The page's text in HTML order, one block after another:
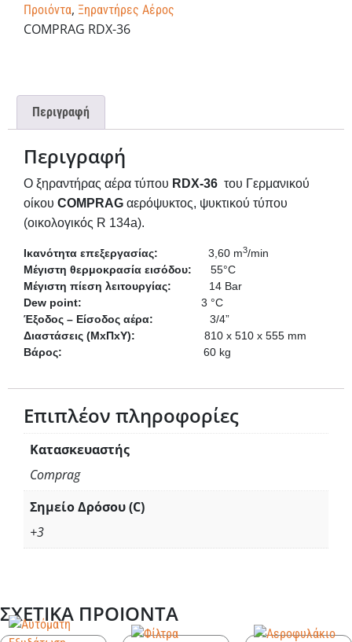
Προιόντα, Ξηραντήρες Αέρος
COMPRAG RDX-36
Περιγραφή
Περιγραφή
Ο ξηραντήρας αέρα τύπου RDX-36 του Γερμανικού
οίκου COMPRAG αερόψυκτος, ψυκτικού τύπου
(οικολογικός R 134a).
Ικανότητα επεξεργασίας:
                3,60 m
3/min
Μέγιστη θερμοκρασία εισόδου:
      55°C
Μέγιστη πίεση λειτουργίας:
            14 Bar
Dew point:
                                      3 °C
Έξοδος – Είσοδος αέρα:
                  3/4”
Διαστάσεις (ΜxΠxΥ):
                      810 x 510 x 555 mm
Βάρος:
                                             60 kg
Επιπλέον πληροφορίες
Κατασκευαστής
Comprag
Σημείο Δρόσου (C)
+3
ΣΧΕΤΙΚΆ ΠΡΟΙΌΝΤΑ